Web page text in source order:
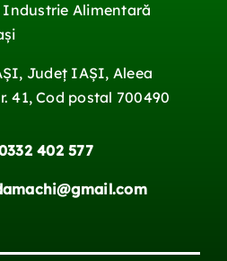
Industrie Alimentară
Județ IAŞI, Aleea
41, Cod postal 700490
402 577